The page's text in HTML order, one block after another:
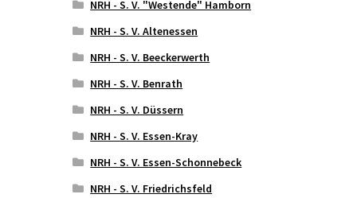
NRH - S. V. "Westende" Hamborn
NRH - S. V. Altenessen
NRH - S. V. Beeckerwerth
NRH - S. V. Benrath
NRH - S. V. Düssern
NRH - S. V. Essen-Kray
NRH - S. V. Essen-Schonnebeck
NRH - S. V. Friedrichsfeld